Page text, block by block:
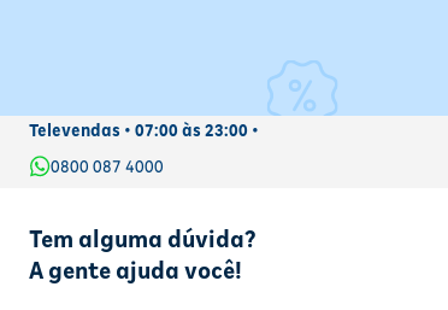
Televendas • 07:00 às 23:00 •
0800 087 4000
Tem alguma dúvida?
A gente ajuda você!